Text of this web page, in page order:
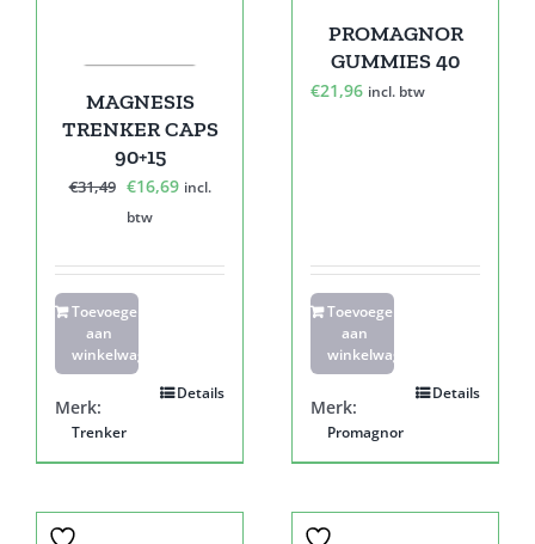
MAGNESIS
TRENKER CAPS
90+15
€31,49 Oorspronkelijke
prijs
€31,49.
€16,69Huidige
€16,69.
incl.
btw
Toevoegen
aan
winkelwagen
Details
Merk:
Trenker
PROMAGNOR
GUMMIES 40
€21,96 incl. btw
Toevoegen
aan
winkelwagen
Details
Merk:
Promagnor